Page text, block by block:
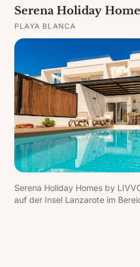
Gemeinschaftsbereich mit
Concierge. Die 33 Wohnungen
Charme und ausgewogene
schlichter Ästhetik,
Serena Holiday
PLAYA BLANCA
Serena Holiday Homes by
auf der Insel Lanzarote im